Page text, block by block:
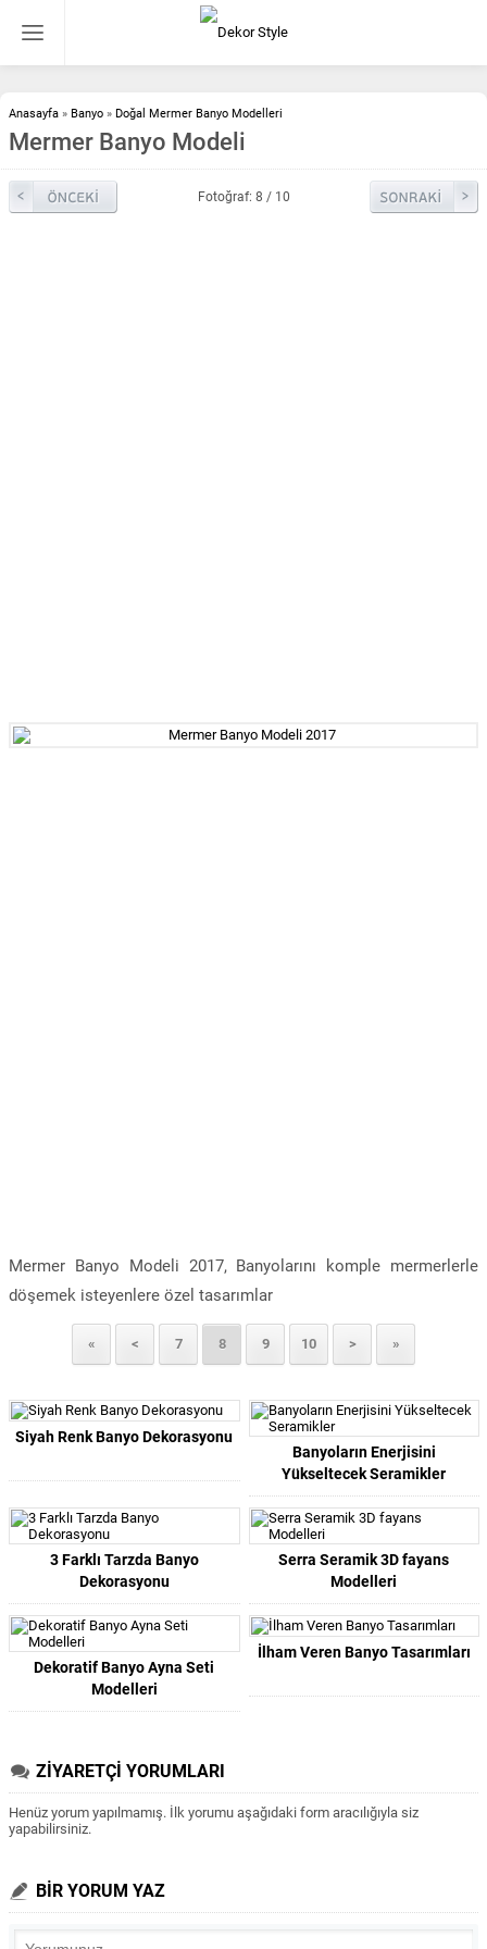
Anasayfa » Banyo » Doğal Mermer Banyo Modelleri
Mermer Banyo Modeli
Fotoğraf: 8 / 10
Mermer Banyo Modeli 2017, Banyolarını komple mermerlerle
döşemek isteyenlere özel tasarımlar
« < 7 8 9 10 > »
Siyah Renk Banyo Dekorasyonu
Banyoların Enerjisini
Yükseltecek Seramikler
3 Farklı Tarzda Banyo
Dekorasyonu
Serra Seramik 3D fayans
Modelleri
Dekoratif Banyo Ayna Seti
Modelleri
İlham Veren Banyo Tasarımları
ZİYARETÇİ YORUMLARI
Henüz yorum yapılmamış. İlk yorumu aşağıdaki form aracılığıyla siz
yapabilirsiniz.
BİR YORUM YAZ